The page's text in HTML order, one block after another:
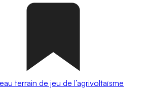
terrain de jeu de l’agrivoltaïsme